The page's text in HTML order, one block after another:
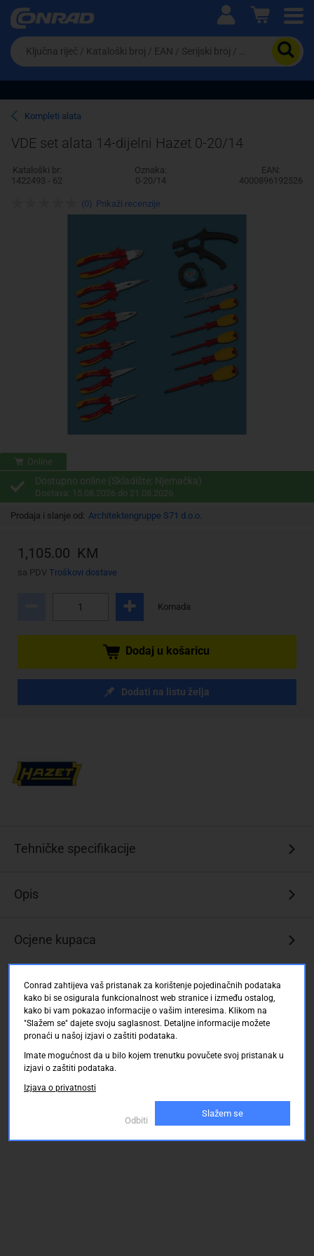
Ova postavka prilagođava asortiman proizvoda i
cijene vašim potrebama.
Pravno lice
Da
biste
potražili
proizvod,
unesite
ključnu
riječ,
kataloški
broj,
EAN
ili
Kompleti alata
VDE set alata 14-dijelni Hazet 0-20/14
Kataloški br:
1422493 - 62
Oznaka:
0-20/14
EAN:
4000896192526
Online
Dostupno online (Skladište: Njemačka)
Dostava: 15.08.2026 do 21.08.2026
Prodaja i slanje od: Architektengruppe S71 d.o.o.
1,105.00 KM
sa PDV Troškovi dostave
Komada
Dodaj u košaricu
Dodati na listu želja
(0) Prikaži recenzije
Tehničke specifikacije
Opis
Ocjene kupaca
Conrad zahtijeva vaš pristanak za korištenje pojedinačnih podataka
kako bi se osigurala funkcionalnost web stranice i između ostalog,
kako bi vam pokazao informacije o vašim interesima. Klikom na
"Slažem se" dajete svoju saglasnost. Detaljne informacije možete
pronaći u našoj izjavi o zaštiti podataka.
Imate mogućnost da u bilo kojem trenutku povučete svoj pristanak u
izjavi o zaštiti podataka.
Izjava o privatnosti
Odbiti
Slažem se